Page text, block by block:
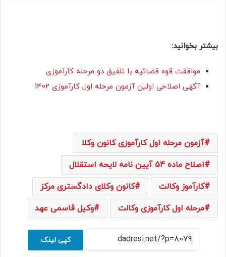
بیشتر بخوانید:
موافقت قوه قضائیه با تلفیق دو مرحله کارآموزی
آگهی اصلاحی اولین آزمون مرحله اول کارآموزی 1402
آزمون مرحله اول کارآموزی کانون وکلا
اصلاح ماده 54 آیین نامه لایحه استقلال
کارآموز وکالت
کانون وکلای دادگستری مرکز
مرحله اول کارآموزی وکالت
وکیل قاسمی عهد
کپی لینک